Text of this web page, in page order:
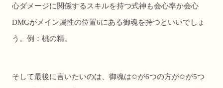
心ダメージに関係するスキルを持つ式神も会心率か会心
DMGがメイン属性の位置6にある御魂を持つといいでしょ
う。例：桃の精。
そして最後に言いたいのは、御魂は✩が6つの方が✩が5つ